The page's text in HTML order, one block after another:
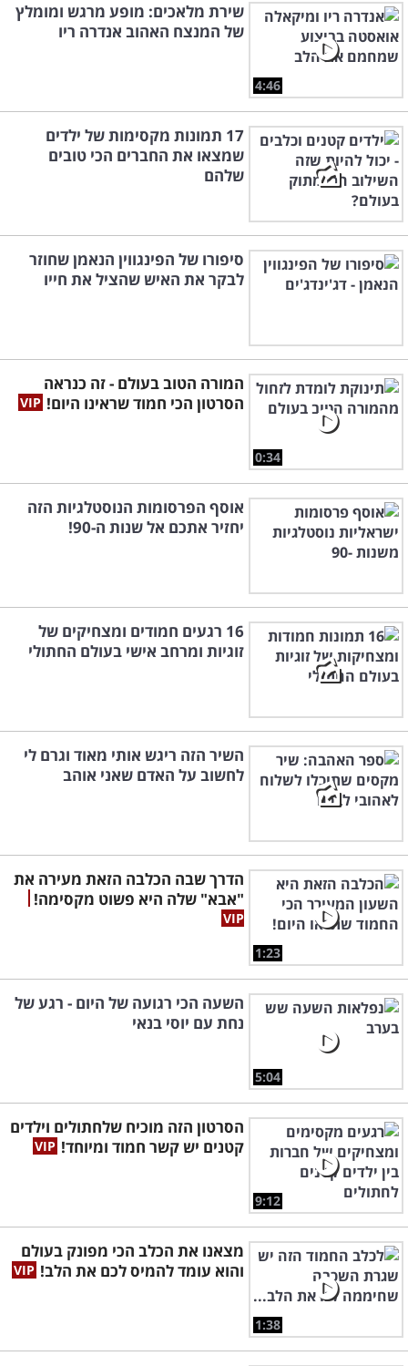
4:46
שירת מלאכים: מופע מרגש ומומלץ
של המנצח האהוב אנדרה ריו
17 תמונות מקסימות של ילדים
שמצאו את החברים הכי טובים
שלהם
סיפורו של הפינגווין הנאמן שחוזר
לבקר את האיש שהציל את חייו
0:34
המורה הטוב בעולם - זה כנראה
הסרטון הכי חמוד שראינו היום!
אוסף הפרסומות הנוסטלגיות הזה
יחזיר אתכם אל שנות ה-90!
16 רגעים חמודים ומצחיקים של
זוגיות ומרחב אישי בעולם החתולי
השיר הזה ריגש אותי מאוד וגרם לי
לחשוב על האדם שאני אוהב
1:23
הדרך שבה הכלבה הזאת מעירה את
"אבא" שלה היא פשוט מקסימה!
5:04
השעה הכי רגועה של היום - רגע של
נחת עם יוסי בנאי
9:12
הסרטון הזה מוכיח שלחתולים וילדים
קטנים יש קשר חמוד ומיוחד!
1:38
מצאנו את הכלב הכי מפונק בעולם
והוא עומד להמיס לכם את הלב!